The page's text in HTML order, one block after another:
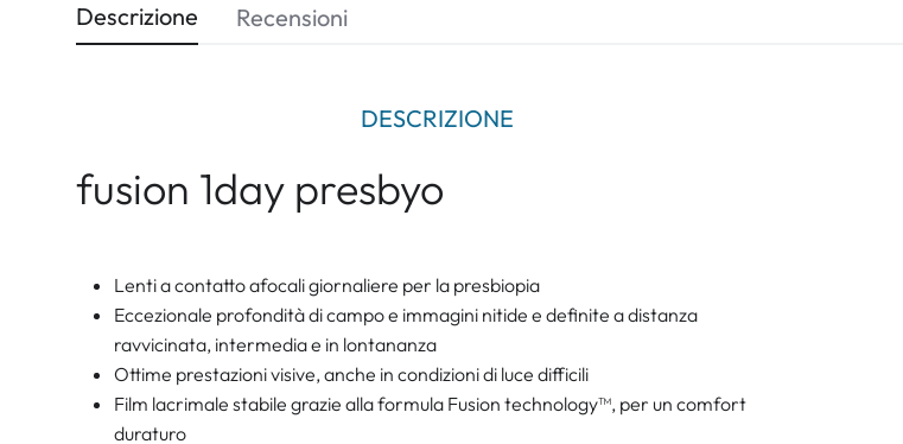
Descrizione
DESCRIZIONE
fusion 1day presbyo
Lenti a contatto afocali giornaliere per la presbiopia
Eccezionale profondità di campo e immagini nitide e definite a distanza
ravvicinata, intermedia e in lontananza
Ottime prestazioni visive, anche in condizioni di luce difficili
Film lacrimale stabile grazie alla formula Fusion technology™, per un comfort
duraturo
Recensioni